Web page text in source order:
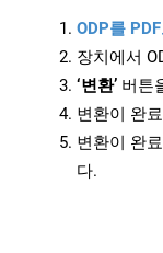
ODP를
장치에서
‘변환’ 버튼
변환이 완
변환이 완
다.